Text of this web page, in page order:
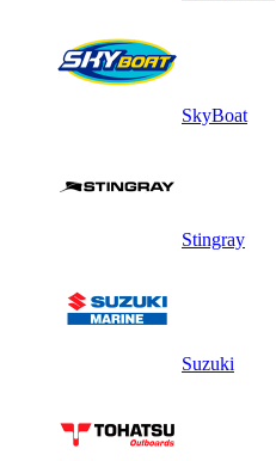
SkyBoat
Stingray
Suzuki